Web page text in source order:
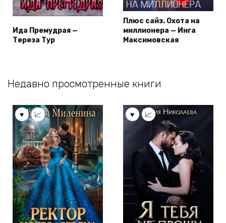
Ида Премудрая —
Тереза Тур
Плюс сайз. Охота на
миллионера — Инга
Максимовская
Недавно просмотренные книги